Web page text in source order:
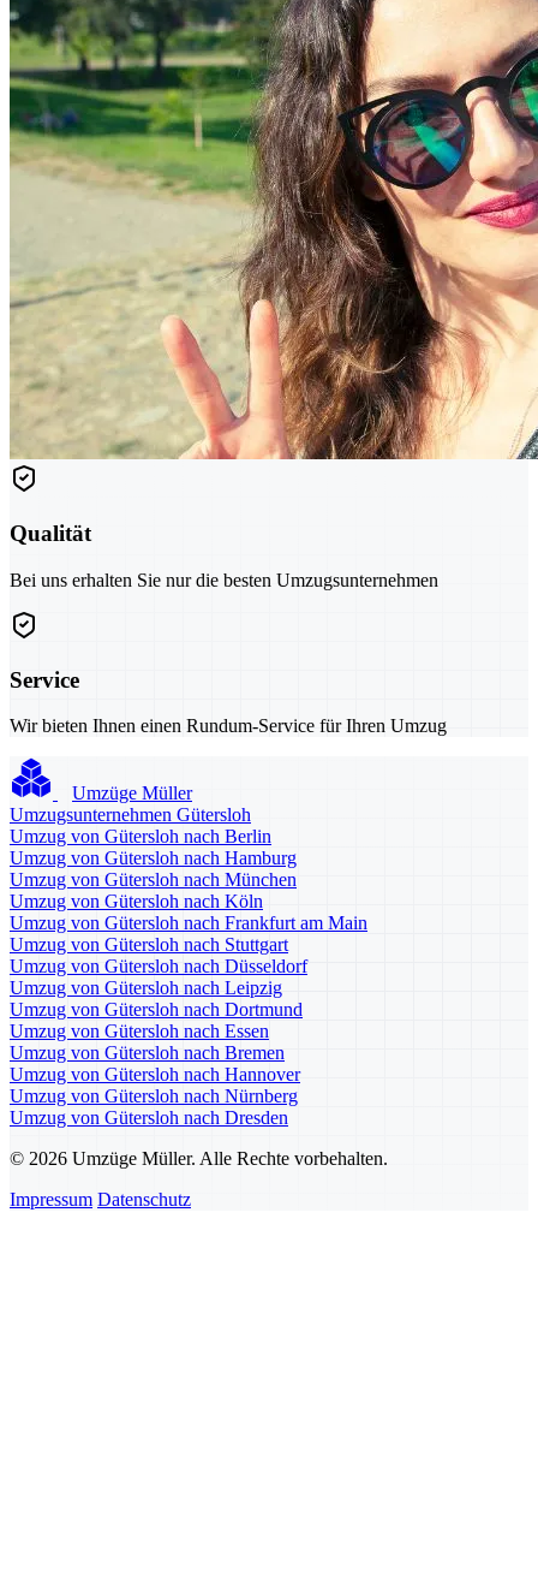
Qualität
Bei uns erhalten Sie nur die besten Umzugsunternehmen
Service
Wir bieten Ihnen einen Rundum-Service für Ihren Umzug
Umzüge Müller
Umzugsunternehmen Gütersloh
Umzug von Gütersloh nach Berlin
Umzug von Gütersloh nach Hamburg
Umzug von Gütersloh nach München
Umzug von Gütersloh nach Köln
Umzug von Gütersloh nach Frankfurt am Main
Umzug von Gütersloh nach Stuttgart
Umzug von Gütersloh nach Düsseldorf
Umzug von Gütersloh nach Leipzig
Umzug von Gütersloh nach Dortmund
Umzug von Gütersloh nach Essen
Umzug von Gütersloh nach Bremen
Umzug von Gütersloh nach Hannover
Umzug von Gütersloh nach Nürnberg
Umzug von Gütersloh nach Dresden
© 2026 Umzüge Müller. Alle Rechte vorbehalten.
Impressum Datenschutz